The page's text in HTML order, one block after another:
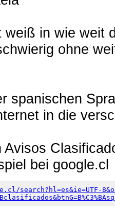
weiß in wie weit
ohne
spanischen
in die
Avisos
bei google.cl
search?hl=es&ie=UTF-